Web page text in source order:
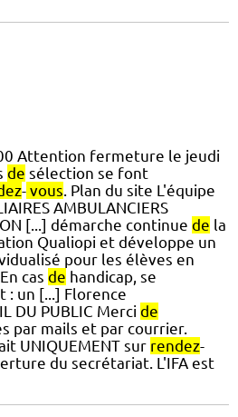
Attention fermeture le jeudi
de sélection se font
- vous . Plan du site L'équipe
AMBULANCIERS
[...] démarche continue de la
Qualiopi et développe un
pour les élèves en
cas de handicap, se
: un [...] Florence
DU PUBLIC Merci de
par mails et par courrier.
UNIQUEMENT sur rendez-
du secrétariat. L'IFA est